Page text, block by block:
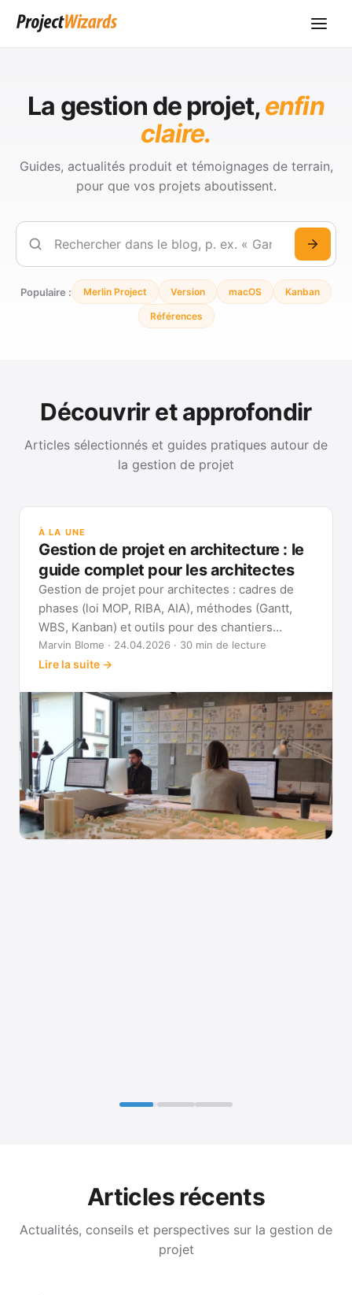
La gestion de projet,enfin
claire.
Guides, actualités produit et témoignages de terrain,
pour que vos projets aboutissent.
Rechercher
Populaire : Merlin Project Version macOS Kanban
Références
Découvrir et approfondir
Articles sélectionnés et guides pratiques autour de
la gestion de projet
À LA UNE
Gestion de projet en architecture : le
guide complet pour les architectes
Gestion de projet pour architectes : cadres de
phases (loi MOP, RIBA, AIA), méthodes (Gantt,
WBS, Kanban) et outils pour des chantiers
réellement pilotables.
Marvin Blome · 24.04.2026 · 30 min de lecture
Lire la suite →
Articles récents
Actualités, conseils et perspectives sur la gestion de
projet